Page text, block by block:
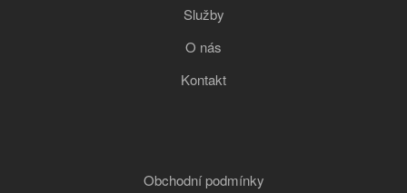
Služby
O nás
Kontakt
Obchodní podmínky